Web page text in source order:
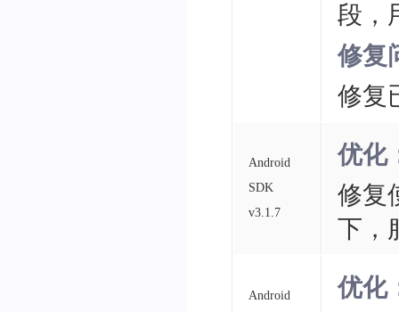
段，
修复
修复
Android
SDK
v3.1.7
优化
修复
下，
Android
优化